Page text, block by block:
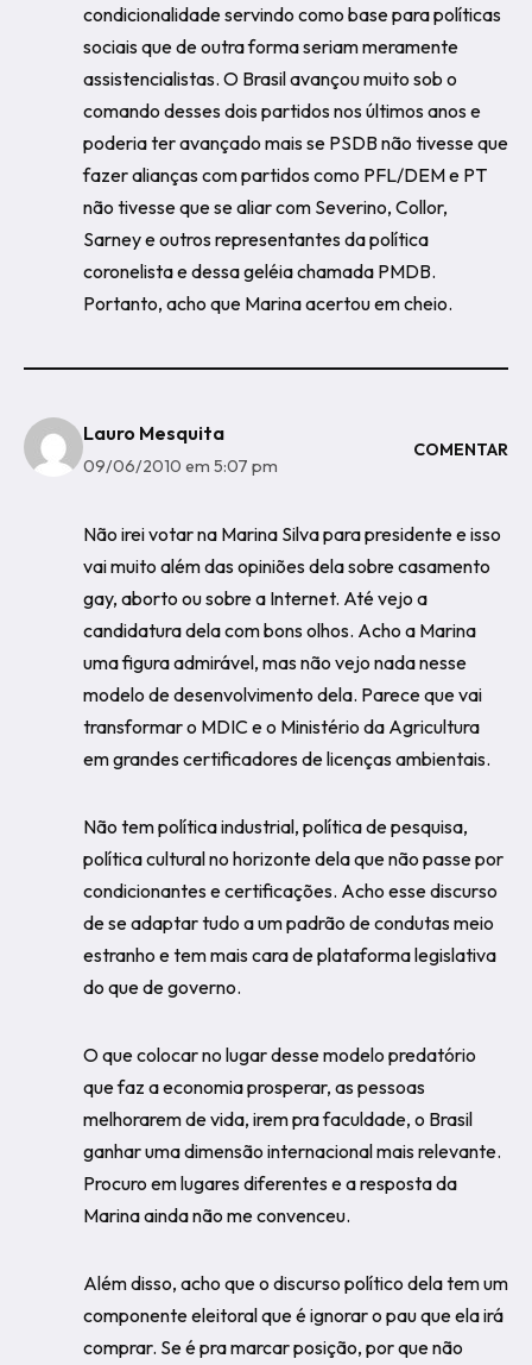
condicionalidade servindo como base para políticas
sociais que de outra forma seriam meramente
assistencialistas. O Brasil avançou muito sob o
comando desses dois partidos nos últimos anos e
poderia ter avançado mais se PSDB não tivesse que
fazer alianças com partidos como PFL/DEM e PT
não tivesse que se aliar com Severino, Collor,
Sarney e outros representantes da política
coronelista e dessa geléia chamada PMDB.
Portanto, acho que Marina acertou em cheio.
Lauro Mesquita
09/06/2010 em 5:07 pm
COMENTAR
Não irei votar na Marina Silva para presidente e isso
vai muito além das opiniões dela sobre casamento
gay, aborto ou sobre a Internet. Até vejo a
candidatura dela com bons olhos. Acho a Marina
uma figura admirável, mas não vejo nada nesse
modelo de desenvolvimento dela. Parece que vai
transformar o MDIC e o Ministério da Agricultura
em grandes certificadores de licenças ambientais.
Não tem política industrial, política de pesquisa,
política cultural no horizonte dela que não passe por
condicionantes e certificações. Acho esse discurso
de se adaptar tudo a um padrão de condutas meio
estranho e tem mais cara de plataforma legislativa
do que de governo.
O que colocar no lugar desse modelo predatório
que faz a economia prosperar, as pessoas
melhorarem de vida, irem pra faculdade, o Brasil
ganhar uma dimensão internacional mais relevante.
Procuro em lugares diferentes e a resposta da
Marina ainda não me convenceu.
Além disso, acho que o discurso político dela tem um
componente eleitoral que é ignorar o pau que ela irá
comprar. Se é pra marcar posição, por que não